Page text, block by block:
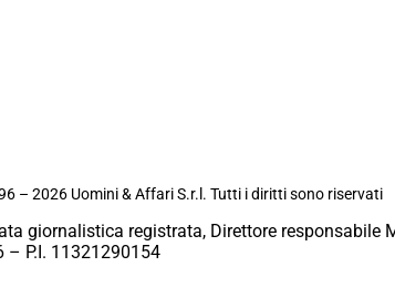
– 2026 Uomini & Affari S.r.l. Tutti i diritti sono riservati
giornalistica registrata, Direttore responsabile
– P.I. 11321290154